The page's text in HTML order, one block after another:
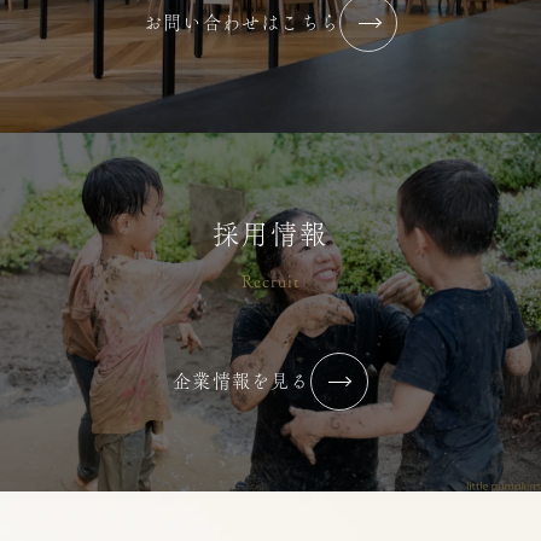
お問い合わせはこちら
採用情報
Recruit
企業情報を見る